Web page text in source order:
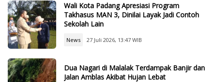
Wali Kota Padang Apresiasi Program
Takhasus MAN 3, Dinilai Layak Jadi Contoh
Sekolah Lain
News 27 Juli 2026, 13:47 WIB
Dua Nagari di Malalak Terdampak Banjir dan
Jalan Amblas Akibat Hujan Lebat